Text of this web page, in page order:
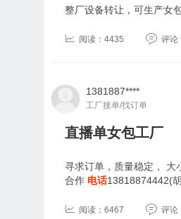
整厂设备转让，可生产女
阅读：4435 评论
1381887****
工厂接单/找订单
直播单女包工厂
寻求订单，质量稳定， 大
合作 电话13818874442(
阅读：6467 评论